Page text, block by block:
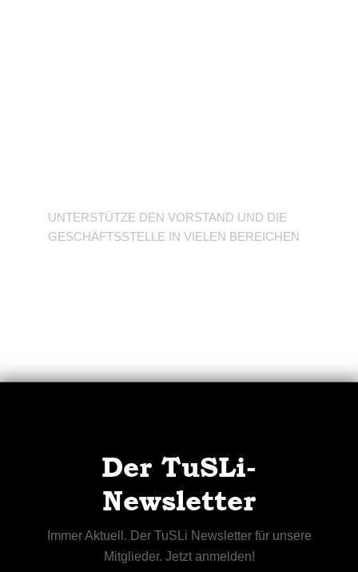
UNTERSTÜTZE DEN VORSTAND UND DIE
GESCHÄFTSSTELLE IN VIELEN BEREICHEN
Der TuSLi-
Newsletter
Immer Aktuell. Der TuSLi Newsletter für unsere
Mitglieder. Jetzt anmelden!